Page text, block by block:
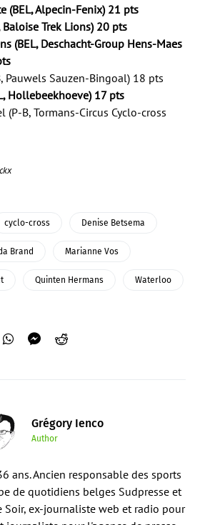
(BEL, Alpecin-Fenix) 21 pts
Baloise Trek Lions) 20 pts
(BEL, Deschacht-Group Hens-Maes
Pauwels Sauzen-Bingoal) 18 pts
Hollebeekhoeve) 17 pts
(P-B, Tormans-Circus Cyclo-cross
cyclo-cross Denise Betsema
Brand Marianne Vos
Quinten Hermans Waterloo
Grégory Ienco
Author
ans. Ancien responsable des sports
de quotidiens belges Sudpresse et
ex-journaliste web et radio pour